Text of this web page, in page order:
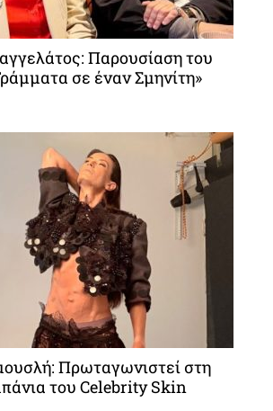
Παρουσίαση του
σε έναν Σμηνίτη»
Πρωταγωνιστεί στη
του Celebrity Skin